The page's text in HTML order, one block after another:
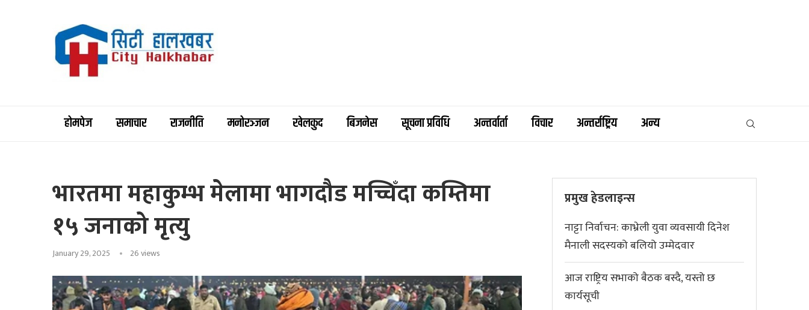
होमपेज समाचार राजनीति मनोरञ्जन खेलकुद बिजनेस सूचना प्रविधि अन्तर्वार्ता विचार अन्तर्राष्ट्रिय अन्य
भारतमा महाकुम्भ मेलामा भागदौड मच्चिँदा कम्तिमा
१५ जनाको मृत्यु
January 29, 2025 26views
प्रमुख हेडलाइन्स
नाट्टा निर्वाचन: काभ्रेली युवा व्यवसायी दिनेश
मैनाली सदस्यको बलियो उम्मेदवार
आज राष्ट्रिय सभाको बैठक बस्दै, यस्तो छ
कार्यसूची